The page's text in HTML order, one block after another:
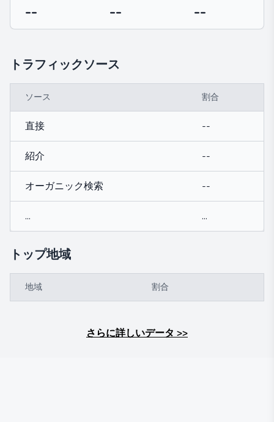
-- -- --
トラフィックソース
ソース 割合
直接 --
紹介 --
オーガニック検索 --
... ...
トップ地域
地域 割合
さらに詳しいデータ >>